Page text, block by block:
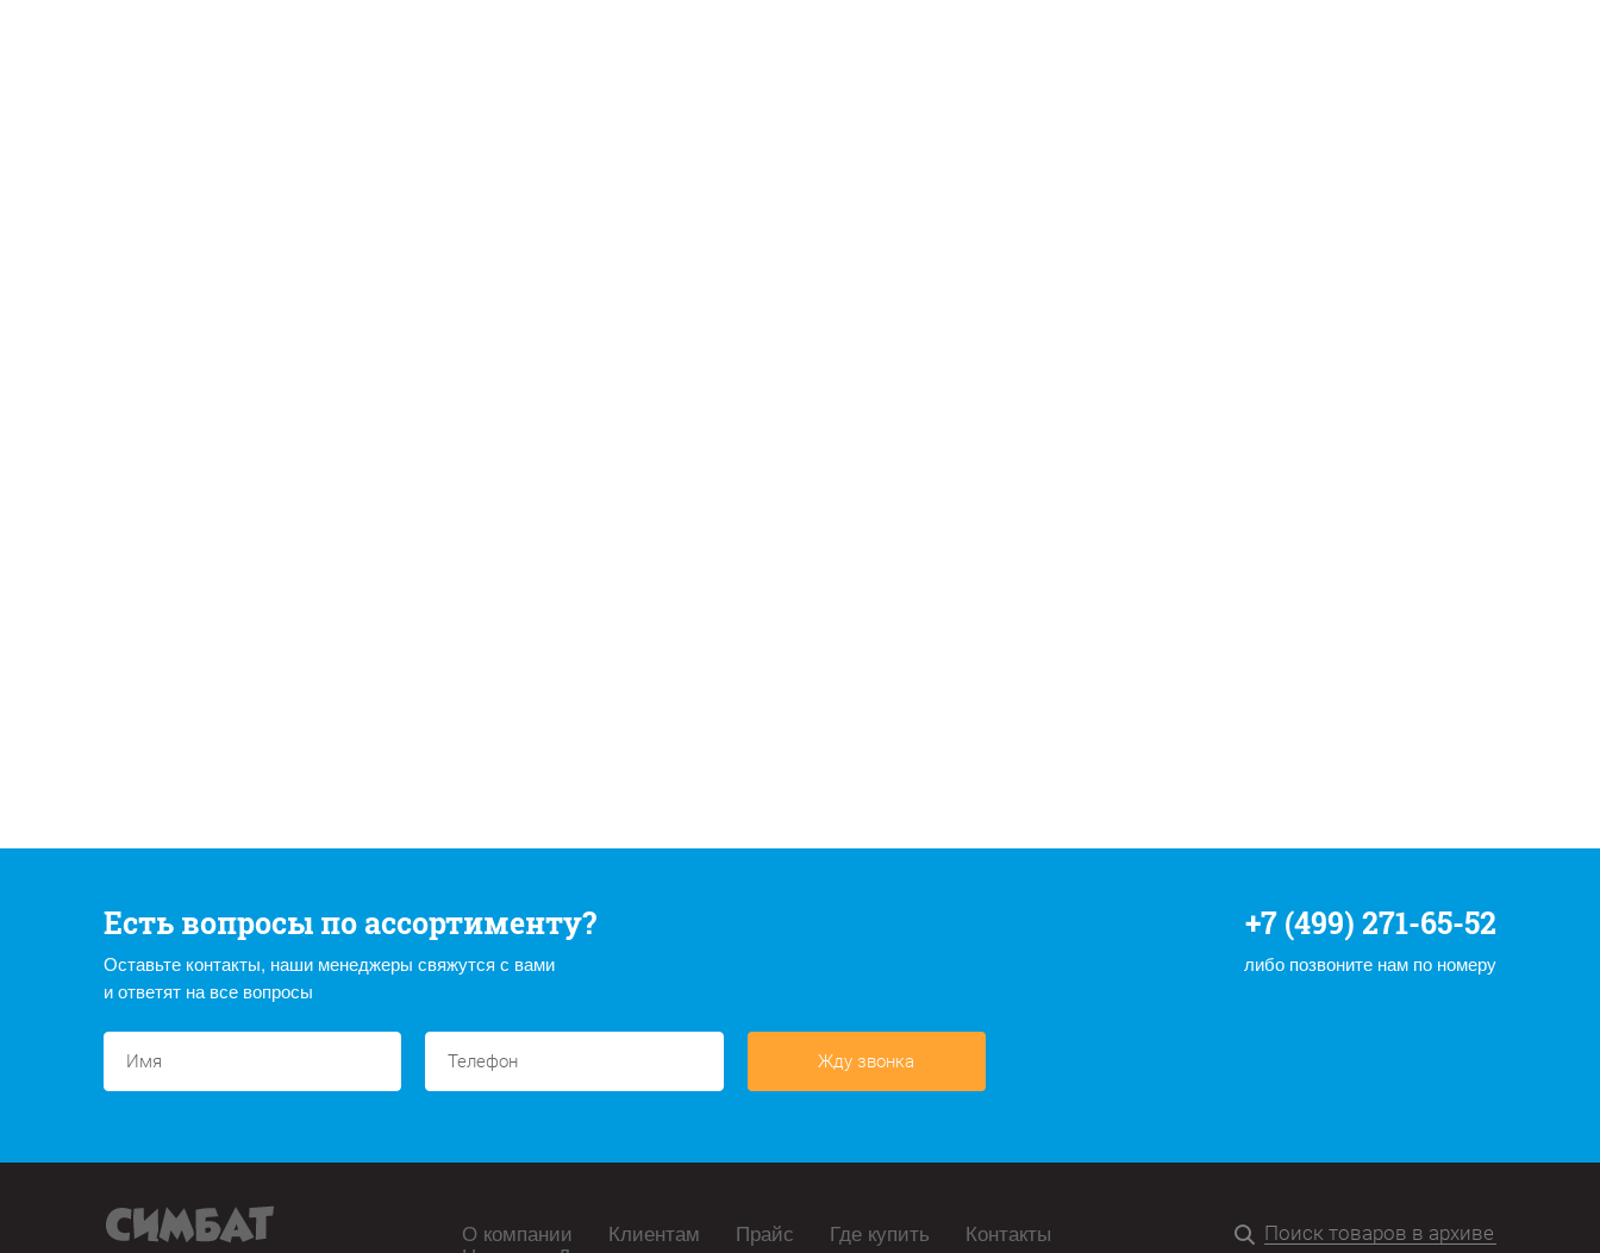
Есть вопросы по ассортименту?
Оставьте контакты, наши менеджеры свяжутся с вами
и ответят на все вопросы
+7 (499) 271-65-52
либо позвоните нам по номеру
Жду звонка
О компании Клиентам Прайс Где купить Контакты